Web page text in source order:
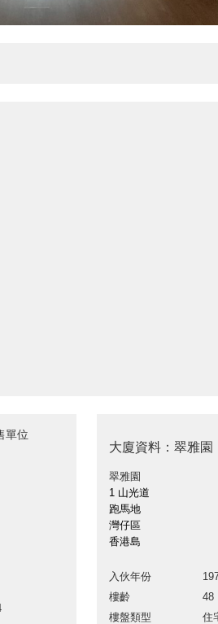
單位
大廈資料：翠雅園
翠雅園
1 山光道
跑馬地
灣仔區
香港島
入伙年份
樓齡
48
樓盤類型
住